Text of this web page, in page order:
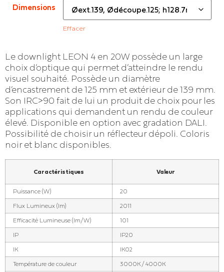
Dimensions
Effacer
Le downlight LEON 4 en 20W possède un large
choix d’optique qui permet d’atteindre le rendu
visuel souhaité. Possède un diamètre
d’encastrement de 125 mm et extérieur de 139 mm.
Son IRC>90 fait de lui un produit de choix pour les
applications qui demandent un rendu de couleur
élevé. Disponible en option avec gradation DALI.
Possibilité de choisir un réflecteur dépoli. Coloris
noir et blanc disponibles.
Caractéristiques Valeur
Puissance (W) 20
Flux Lumineux (lm) 2011
Efficacité Lumineuse (lm/W) 101
IP IP20
IK IK02
Température de couleur 3000K / 4000K